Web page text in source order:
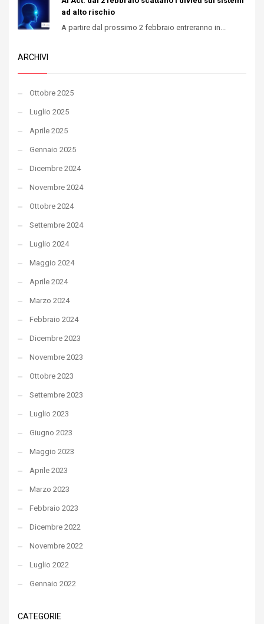
ad alto rischio
A partire dal prossimo 2 febbraio entreranno in...
ARCHIVI
Ottobre 2025
Luglio 2025
Aprile 2025
Gennaio 2025
Dicembre 2024
Novembre 2024
Ottobre 2024
Settembre 2024
Luglio 2024
Maggio 2024
Aprile 2024
Marzo 2024
Febbraio 2024
Dicembre 2023
Novembre 2023
Ottobre 2023
Settembre 2023
Luglio 2023
Giugno 2023
Maggio 2023
Aprile 2023
Marzo 2023
Febbraio 2023
Dicembre 2022
Novembre 2022
Luglio 2022
Gennaio 2022
CATEGORIE